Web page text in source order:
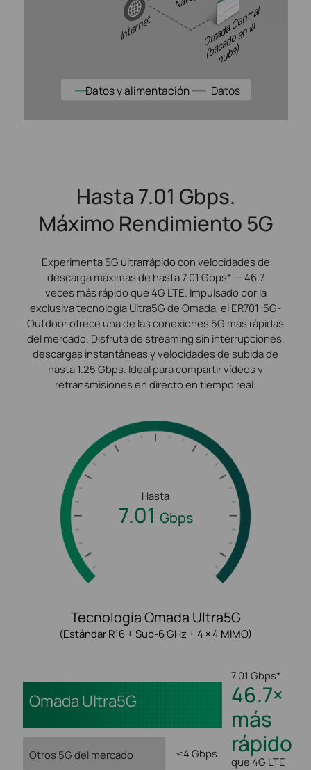
Omada Central
(
b
a
s
a
d
o
e
n l
a
n
u
b
e
)
Internet
Datos y alimentación Datos
Hasta 7.01 Gbps.
Máximo Rendimiento 5G
Experimenta 5G ultrarrápido con velocidades de
descarga máximas de hasta 7.01 Gbps* — 46.7
veces más rápido que 4G LTE. Impulsado por la
exclusiva tecnología Ultra5G de Omada, el ER701-5G-
Outdoor ofrece una de las conexiones 5G más rápidas
del mercado. Disfruta de streaming sin interrupciones,
descargas instantáneas y velocidades de subida de
hasta 1.25 Gbps. Ideal para compartir vídeos y
retransmisiones en directo en tiempo real.
Hasta
7.01 Gbps
Tecnología Omada Ultra5G
(Estándar R16 + Sub-6 GHz + 4 × 4 MIMO)
Omada Ultra5G
7.01 Gbps*
46.7×
más
rápido
que 4G LTE
Otros 5G del mercado ≤4 Gbps